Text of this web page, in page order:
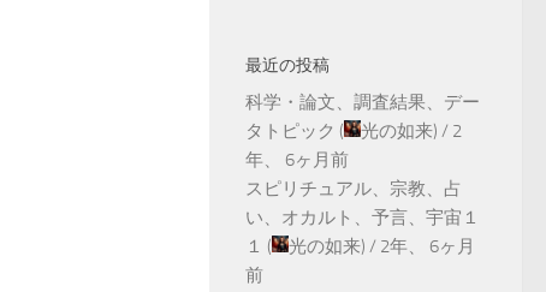
最近の投稿
科学・論文、調査結果、デー
タトピック ( 光の如来) / 2
年、 6ヶ月前
スピリチュアル、宗教、占
い、オカルト、予言、宇宙１
１ ( 光の如来) / 2年、 6ヶ月
前